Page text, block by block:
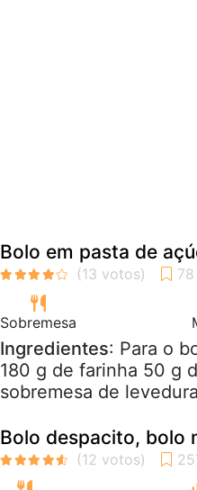
Bolo em pasta de
Sobremesa
Ingredientes: Para o
180 g de farinha 50 g
sobremesa de
Bolo despacito, bolo